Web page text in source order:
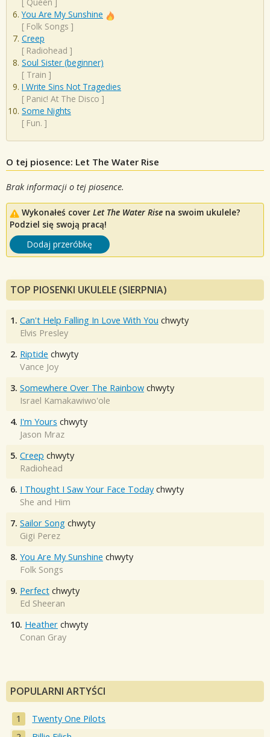
You Are My Sunshine
[ Folk Songs ]
Creep
[ Radiohead ]
Soul Sister (beginner)
[ Train ]
I Write Sins Not Tragedies
[ Panic! At The Disco ]
Some Nights
[ Fun. ]
O tej piosence: Let The Water Rise
Brak informacji o tej piosence.
Wykonałeś cover Let The Water Rise na swoim ukulele?
Podziel się swoją pracą!
Dodaj przeróbkę
TOP PIOSENKI UKULELE (SIERPNIA)
1. Can't Help Falling In Love With You chwyty
Elvis Presley
2. Riptide chwyty
Vance Joy
3. Somewhere Over The Rainbow chwyty
Israel Kamakawiwo'ole
4. I'm Yours chwyty
Jason Mraz
5. Creep chwyty
Radiohead
6. I Thought I Saw Your Face Today chwyty
She and Him
7. Sailor Song chwyty
Gigi Perez
8. You Are My Sunshine chwyty
Folk Songs
9. Perfect chwyty
Ed Sheeran
10. Heather chwyty
Conan Gray
POPULARNI ARTYŚCI
Twenty One Pilots